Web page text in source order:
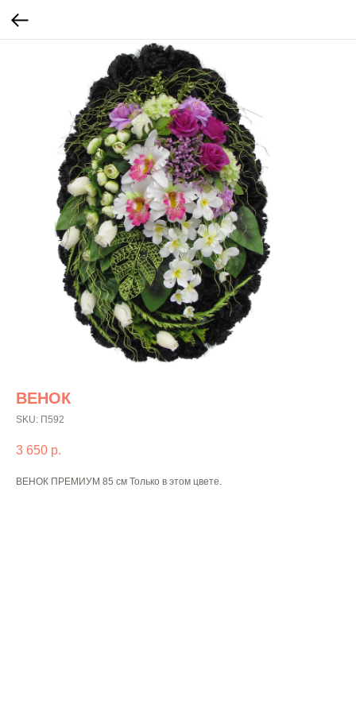
ВЕНОК
SKU: П592
3 650 р.
ВЕНОК ПРЕМИУМ 85 см Только в этом цвете.